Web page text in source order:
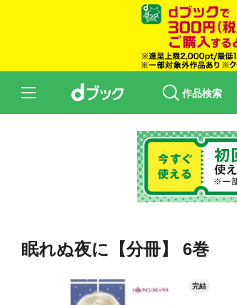
作品検索
眠れぬ夜に【分冊】 6巻
完結